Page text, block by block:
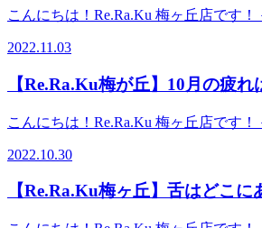
来てみてください。 （1週間が多くの方にとってライフサイ
す） 1週間後どれくらいお体が戻っているか、セラピストと
確認していきましょう。 そのうえで、セラピストと一緒に
今後の来店プランを立ててみましょう。 ボディケアを
ると血行が促進され、柔軟性も高くな
っていくのを実感していくことが期待できま
ボディケアを続けていて、元気に動け
ていることが多いので、施術を受けら
サポートしてまいりたいと思います。
後、いつもより長く体のすっきり感の
される方が多いです。 お身体の柔軟性をアップさせたい方
トレッチ」 ボディケア、フットケアのオプションメニュー
分 3300円（税込） 40分 6600円（税込） 特に体の硬い
ク Re.Ra.Ku 梅ヶ丘店〒154-0022東京都
2 サンクレール的場 1F 【梅ヶ丘/豪徳
話 03-6413-5524平日11:00～21:00(最終
イヘッド２０分 頭、目元 側頭部 の施術 の特
ョンとなっております。 グレードアップアイヘッドケア３
おります。 リモートワークなどで表情筋を動かさなくなっ
た方、マスクの下の顔にこわばりを感
ススメです。 特にマスクをしていると、顔をなかなか動か
すが、頬の辺りがすごくゴリゴリとしていま
いものですね。 このコースはボディケア、フットケアのオ
こんにちは！Re.Ra.Ku 梅ヶ丘店です！ ≪本日11/3(木)のご案
り、ご案内可能です！ ご予約は変動することがあるので、
空いてない時間でもお電話でお問い合わせ
にちは。最近は良い天気の日が続いて
ていないので何とも言えませんが、健
見直す良い機会でもありますね。 健康診断の結果があまり
好ましくなく、それを機に気づいて運
気を付けるようになったりする方も多
か。 私は身長は変わらず体重だけが増えていました。ガリ
ガリに細－くなりたいわけではないの
2022.11.03
【Re.Ra.Ku梅が丘】10月の疲れ
こんにちは！Re.Ra.Ku 梅ヶ丘店です！ ≪本日10/30(日)のご
り、ご案内可能です！ ご予約は変動することがあるので、
空いてない時間でもお電話でお問い合わせ
にちは。 今日はハロウィンの前日ですね。 梅ヶ丘では今日
2022.10.30
【Re.Ra.Ku梅ヶ丘】舌はどこに